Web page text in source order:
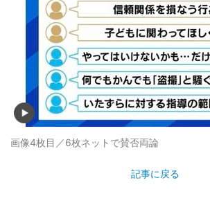
画像4枚目／6枚ネットで賛否両論
記事に戻る